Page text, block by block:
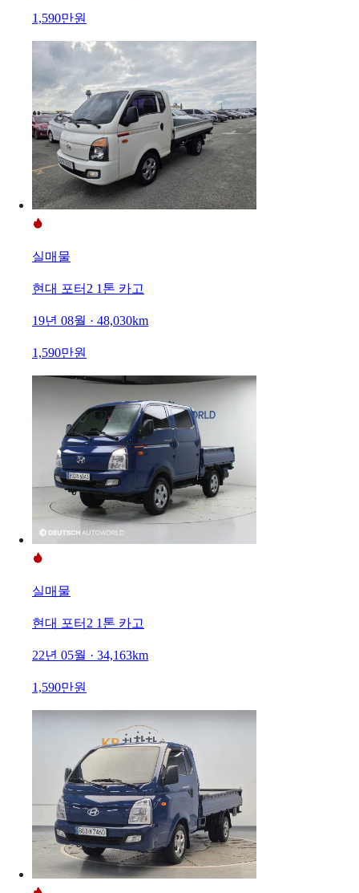
1,590만원
실매물
현대 포터2 1톤 카고
19년 08월 · 48,030km
1,590만원
실매물
현대 포터2 1톤 카고
22년 05월 · 34,163km
1,590만원